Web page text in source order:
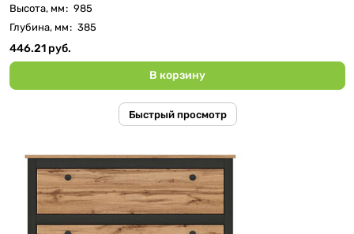
Высота, мм: 985
Глубина, мм: 385
446.21 руб.
В корзину
Быстрый просмотр